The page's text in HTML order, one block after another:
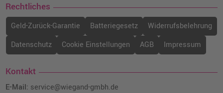
Rechtliches
Geld-Zurück-Garantie Batteriegesetz
Widerrufsbelehrung
Datenschutz
Cookie Einstellungen AGB Impressum
Kontakt
E-Mail: service@wiegand-gmbh.de